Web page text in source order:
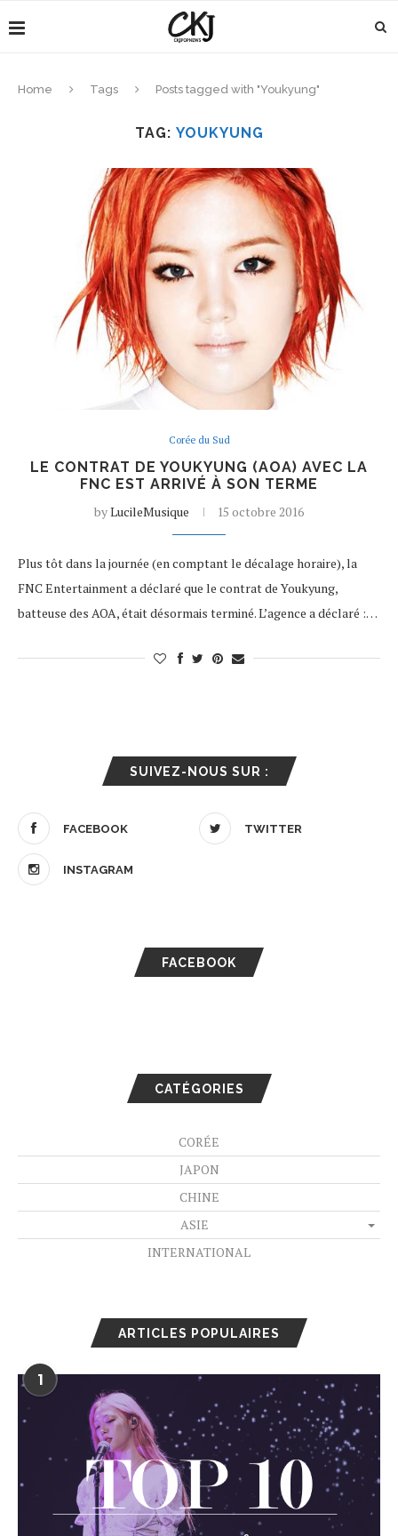
Home Tags Posts tagged with "Youkyung"
TAG: YOUKYUNG
Corée du Sud
LE CONTRAT DE YOUKYUNG (AOA) AVEC LA
FNC EST ARRIVÉ À SON TERME
byLucileMusique 15 octobre 2016
Plus tôt dans la journée (en comptant le décalage horaire), la
FNC Entertainment a déclaré que le contrat de Youkyung,
batteuse des AOA, était désormais terminé. L’agence a déclaré :…
SUIVEZ-NOUS SUR :
FACEBOOK TWITTER
INSTAGRAM
FACEBOOK
CATÉGORIES
CORÉE
JAPON
CHINE
ASIE
INTERNATIONAL
ARTICLES POPULAIRES
1